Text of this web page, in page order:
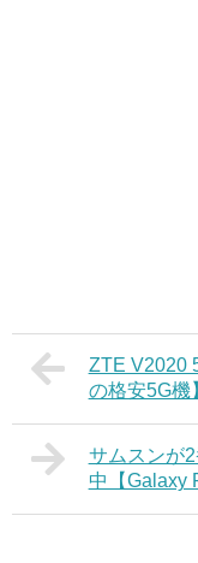
ZTE V2020
の格安5G機
サムスンが
中【Galaxy